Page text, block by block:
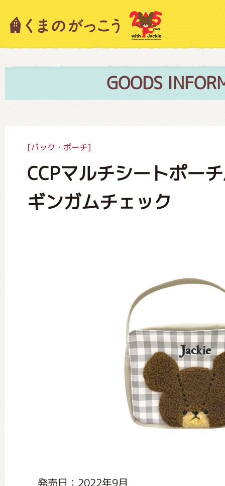
GOODS
[バック・ポーチ]
CCPマルチシートポー
ギンガムチェック
発売日：2022年9月
キャラクター紹介
絵本・作家紹介
ミュージカル・コンサート
おたのしみコンテンツ(クイズ・
チア ジャッキーズ！